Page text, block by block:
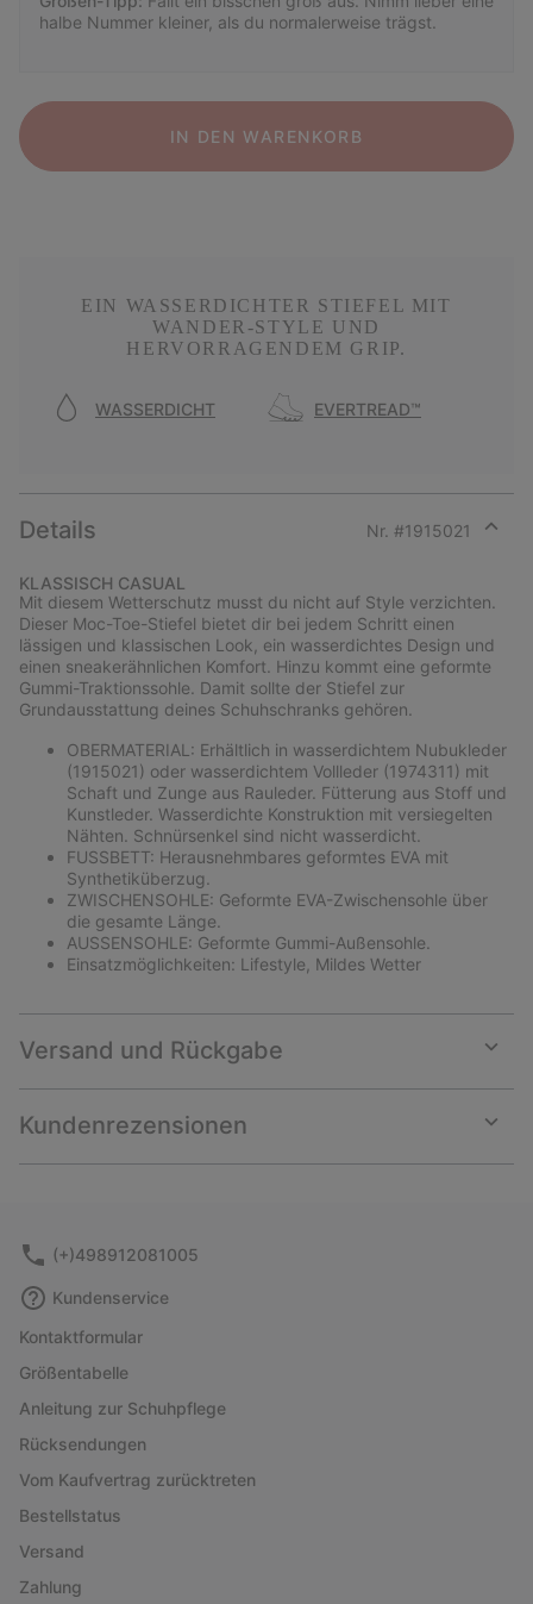
halbe Nummer kleiner, als du normalerweise trägst.
IN DEN WARENKORB
EIN WASSERDICHTER STIEFEL MIT
WANDER-STYLE UND
HERVORRAGENDEM GRIP.
WASSERDICHT EVERTREAD™
Details Nr. #1915021
section
KLASSISCH CASUAL
Mit diesem Wetterschutz musst du nicht auf Style verzichten.
Dieser Moc-Toe-Stiefel bietet dir bei jedem Schritt einen
lässigen und klassischen Look, ein wasserdichtes Design und
einen sneakerähnlichen Komfort. Hinzu kommt eine geformte
Gummi-Traktionssohle. Damit sollte der Stiefel zur
Grundausstattung deines Schuhschranks gehören.
OBERMATERIAL: Erhältlich in wasserdichtem Nubukleder
(1915021) oder wasserdichtem Vollleder (1974311) mit
Schaft und Zunge aus Rauleder. Fütterung aus Stoff und
Kunstleder. Wasserdichte Konstruktion mit versiegelten
Nähten. Schnürsenkel sind nicht wasserdicht.
FUSSBETT: Herausnehmbares geformtes EVA mit
Synthetiküberzug.
ZWISCHENSOHLE: Geformte EVA-Zwischensohle über
die gesamte Länge.
AUSSENSOHLE: Geformte Gummi-Außensohle.
Einsatzmöglichkeiten: Lifestyle, Mildes Wetter
Versand und Rückgabe
or
Kundenrezensionen
or
(+)498912081005
Kundenservice
Kontaktformular
Größentabelle
Anleitung zur Schuhpflege
Rücksendungen
Vom Kaufvertrag zurücktreten
Bestellstatus
Versand
Zahlung